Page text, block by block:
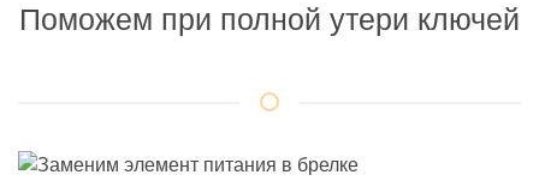
Поможем при полной утери ключей